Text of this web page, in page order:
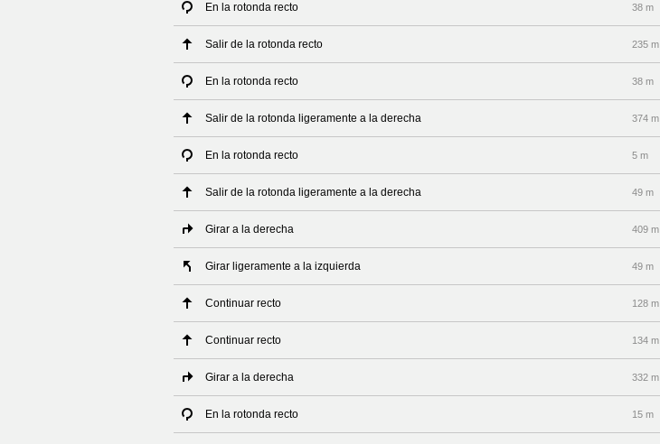
En la rotonda recto 38 m
Salir de la rotonda recto 235 m
En la rotonda recto 38 m
Salir de la rotonda ligeramente a la derecha 374 m
En la rotonda recto 5 m
Salir de la rotonda ligeramente a la derecha 49 m
Girar a la derecha 409 m
Girar ligeramente a la izquierda 49 m
Continuar recto 128 m
Continuar recto 134 m
Girar a la derecha 332 m
En la rotonda recto 15 m